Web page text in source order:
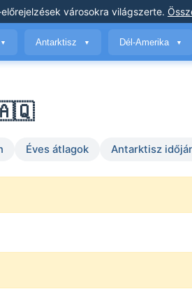
városokra világszerte.
▼ Antarktisz ▼ Dél-Amerika ▼
🇦🇶
Éves átlagok Antarktisz